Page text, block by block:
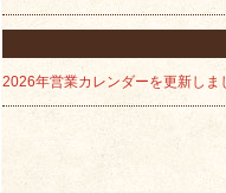
2026年営業カレンダーを更新しま